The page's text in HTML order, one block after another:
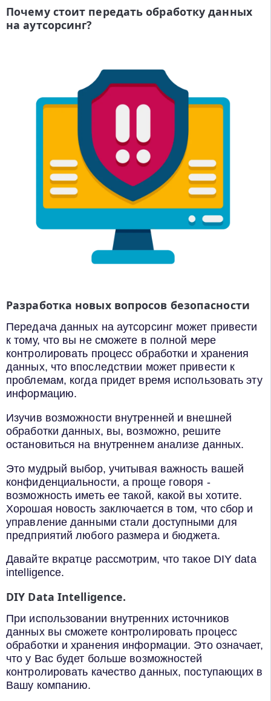
Почему стоит передать обработку данных
на аутсорсинг?
Разработка новых вопросов безопасности
Передача данных на аутсорсинг может привести
к тому, что вы не сможете в полной мере
контролировать процесс обработки и хранения
данных, что впоследствии может привести к
проблемам, когда придет время использовать эту
информацию.
Изучив возможности внутренней и внешней
обработки данных, вы, возможно, решите
остановиться на внутреннем анализе данных.
Это мудрый выбор, учитывая важность вашей
конфиденциальности, а проще говоря -
возможность иметь ее такой, какой вы хотите.
Хорошая новость заключается в том, что сбор и
управление данными стали доступными для
предприятий любого размера и бюджета.
Давайте вкратце рассмотрим, что такое DIY data
intelligence.
DIY Data Intelligence.
При использовании внутренних источников
данных вы сможете контролировать процесс
обработки и хранения информации. Это означает,
что у Вас будет больше возможностей
контролировать качество данных, поступающих в
Вашу компанию.